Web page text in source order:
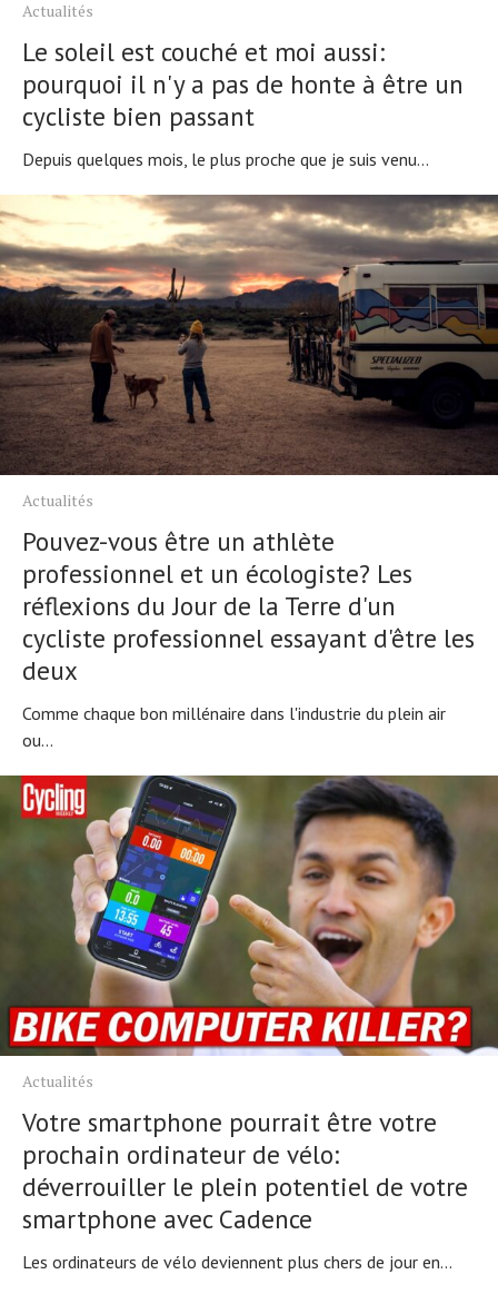
Actualités
Le soleil est couché et moi aussi:
pourquoi il n'y a pas de honte à être un
cycliste bien passant
Depuis quelques mois, le plus proche que je suis venu...
Actualités
Pouvez-vous être un athlète
professionnel et un écologiste? Les
réflexions du Jour de la Terre d'un
cycliste professionnel essayant d'être les
deux
Comme chaque bon millénaire dans l'industrie du plein air
ou...
Actualités
Votre smartphone pourrait être votre
prochain ordinateur de vélo:
déverrouiller le plein potentiel de votre
smartphone avec Cadence
Les ordinateurs de vélo deviennent plus chers de jour en...